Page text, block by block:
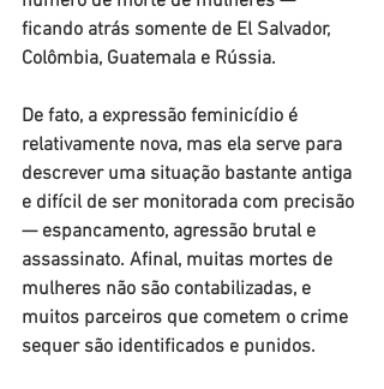
ficando atrás somente de El Salvador,
Colômbia, Guatemala e Rússia.
De fato, a expressão feminicídio é
relativamente nova, mas ela serve para
descrever uma situação bastante antiga
e difícil de ser monitorada com precisão
— espancamento, agressão brutal e
assassinato. Afinal, muitas mortes de
mulheres não são contabilizadas, e
muitos parceiros que cometem o crime
sequer são identificados e punidos.